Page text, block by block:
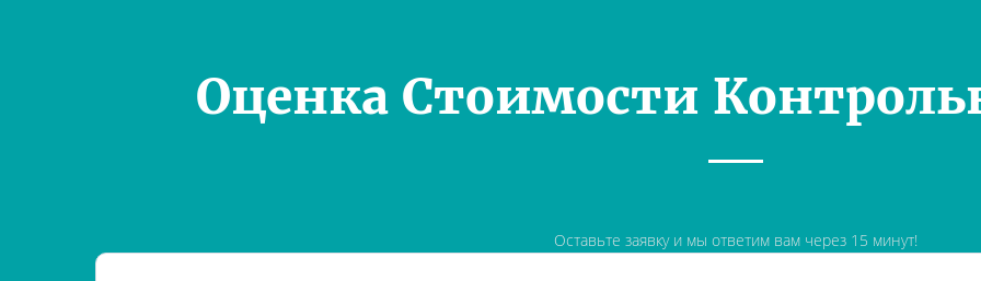
Оценка Стоимости
Оставьте заявку и мы ответим вам через 15 минут!